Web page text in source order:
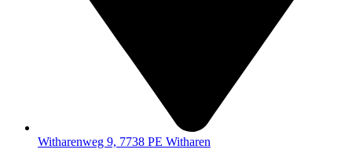
Witharenweg 9, 7738 PE Witharen